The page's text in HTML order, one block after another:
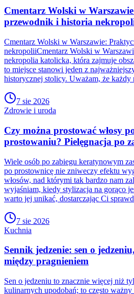
Cmentarz Wolski w
przewodnik i historia
Cmentarz Wolski w Warszawie:
nekropoliiCmentarz Wolski w
nekropolia katolicka, która zajmuje
to miejsce stanowi jeden z
historycznej stolicy. Uważam, że każdy
7 sie 2026
Zdrowie i uroda
Czy można prostować włosy
prostowaniu? Pielęgnacja po
Wiele osób po zabiegu keratynowym
po prostownicę nie zniweczy efektu
włosów, nad którymi tak bardzo nam
wyjaśniam, kiedy stylizacja na gorąco
warto jej unikać, dostarczając Ci
7 sie 2026
Kuchnia
Sennik jedzenie: sen o
między pragnieniem
Sen o jedzeniu to znacznie więcej niż
kulinarnych upodobań; to często